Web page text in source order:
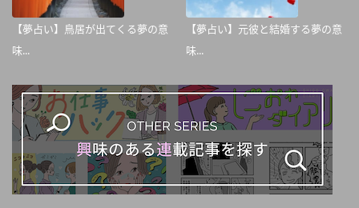
【夢占い】鳥居が出てくる夢の意
味...
【夢占い】元彼と結婚する夢の意
味...